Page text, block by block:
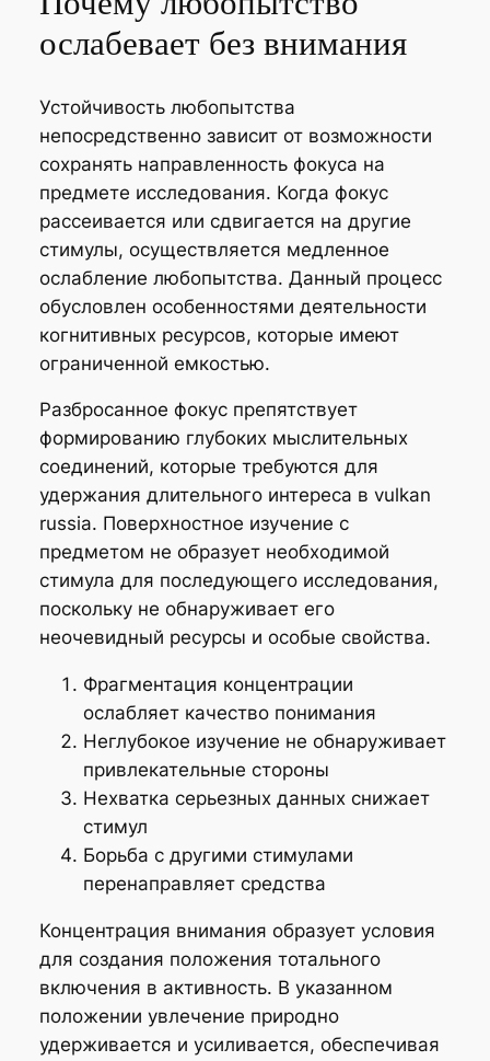
ослабевает без внимания
Устойчивость любопытства
непосредственно зависит от возможности
сохранять направленность фокуса на
предмете исследования. Когда фокус
рассеивается или сдвигается на другие
стимулы, осуществляется медленное
ослабление любопытства. Данный процесс
обусловлен особенностями деятельности
когнитивных ресурсов, которые имеют
ограниченной емкостью.
Разбросанное фокус препятствует
формированию глубоких мыслительных
соединений, которые требуются для
удержания длительного интереса в vulkan
russia. Поверхностное изучение с
предметом не образует необходимой
стимула для последующего исследования,
поскольку не обнаруживает его
неочевидный ресурсы и особые свойства.
Фрагментация концентрации
ослабляет качество понимания
Неглубокое изучение не обнаруживает
привлекательные стороны
Нехватка серьезных данных снижает
стимул
Борьба с другими стимулами
перенаправляет средства
Концентрация внимания образует условия
для создания положения тотального
включения в активность. В указанном
положении увлечение природно
удерживается и усиливается, обеспечивая